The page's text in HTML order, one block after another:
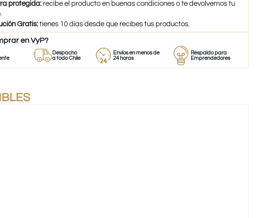
protegida: recibe el producto en buenas condiciones o te devolvemos tu
Gratis:tienes 10 días desde que recibes tus productos.
en VyP?
Despacho
a todo Chile
Envíos en menos de
24 horas
Respaldo para
Emprendedores